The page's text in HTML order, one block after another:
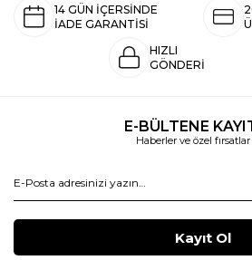
14 GÜN İÇERSİNDE
İADE GARANTİSİ
HIZLI
GÖNDERİ
E-BÜLTENE
Haberler ve özel